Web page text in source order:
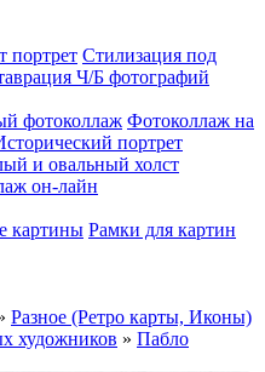
портрет Стилизация под
Ч/Б фотографий
фотоколлаж Фотоколлаж на
портрет
и овальный холст
он-лайн
картины Рамки для картин
Разное (Ретро карты, Иконы)
художников » Пабло